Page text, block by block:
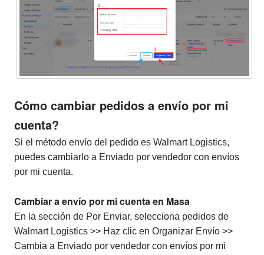
Cómo cambiar pedidos a envío por mi
cuenta?
Si el método envío del pedido es Walmart Logistics,
puedes cambiarlo a Enviado por vendedor con envíos
por mi cuenta.
Cambiar a envío por mi cuenta en Masa
En la sección de Por Enviar, selecciona pedidos de
Walmart Logistics >> Haz clic en Organizar Envío >>
Cambia a Enviado por vendedor con envíos por mi